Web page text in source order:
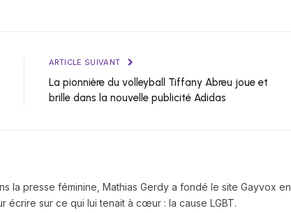
ARTICLE SUIVANT
La pionnière du volleyball Tiffany Abreu joue et
brille dans la nouvelle publicité Adidas
la presse féminine, Mathias Gerdy a fondé le site Gayvox en
écrire sur ce qui lui tenait à cœur : la cause LGBT.